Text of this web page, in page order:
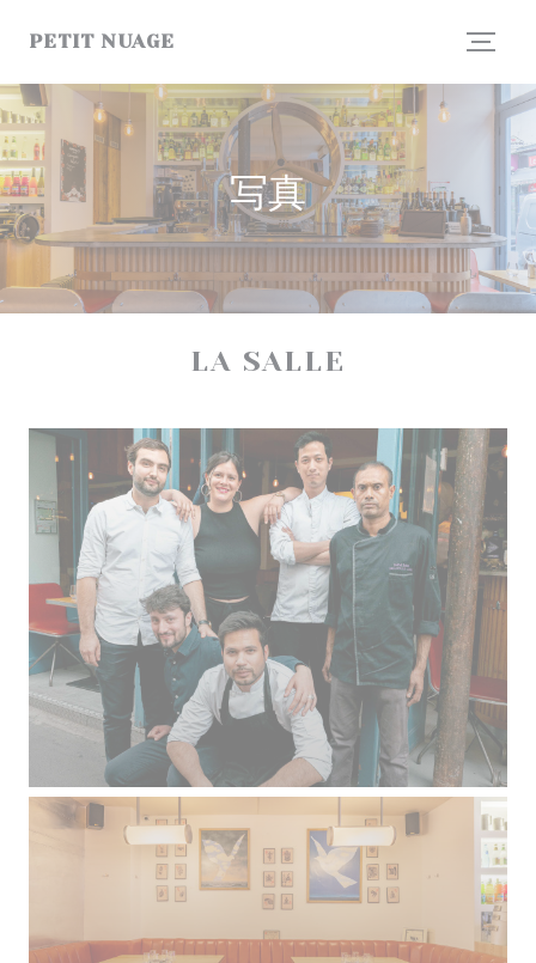
PETIT NUAGE
写真
LA SALLE